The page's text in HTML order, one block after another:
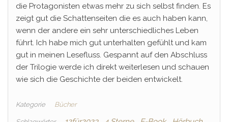
die Protagonisten etwas mehr zu sich selbst finden. Es
zeigt gut die Schattenseiten die es auch haben kann,
wenn der andere ein sehr unterschiedliches Leben
führt. Ich habe mich gut unterhalten gefühlt und kam
gut in meinen Lesefluss. Gespannt auf den Abschluss
der Trilogie werde ich direkt weiterlesen und schauen
wie sich die Geschichte der beiden entwickelt.
Kategorie Bücher